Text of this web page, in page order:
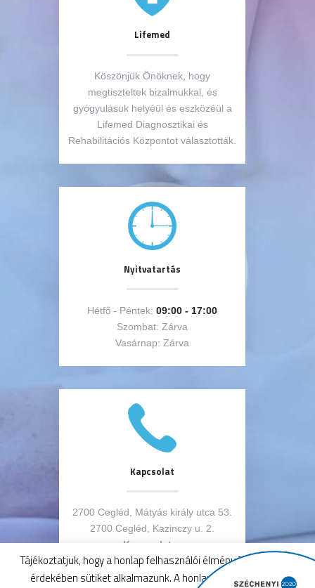
Lifemed
Köszönjük Önöknek, hogy
megtiszteltek bizalmukkal, és
gyógyulásuk helyéül és eszközéül a
Lifemed Diagnosztikai és
Rehabilitációs Központot választották.
Nyitvatartás
Hétfő - Péntek:09:00 - 17:00
Szombat: Zárva
Vasárnap: Zárva
Kapcsolat
2700 Cegléd, Mátyás király utca 53.
2700 Cegléd, Kazinczy u. 2.
Kapcsolat
Tájékoztatjuk, hogy a honlap felhasználói élmény fokozásának
érdekében sütiket alkalmazunk. A honlap használatával a